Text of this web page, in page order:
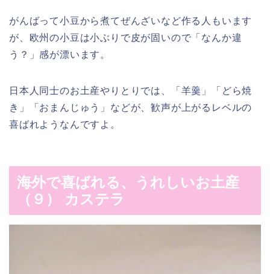
がんばって小豆から煮てぜんざいなど作る人もいます
が、欧州の小豆は小ぶりで皮が固いので「なんか違
う？」感が漂います。
日本人同士のお土産やりとりでは、「羊羹」「どら焼
き」「おまんじゅう」などが、歓声が上がるレベルの
喜ばれようなんですよ。
海外で喜ばれる、うれしいお土産
（９） カステラ